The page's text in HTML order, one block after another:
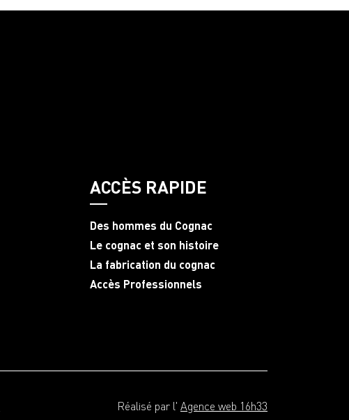
ACCÈS RAPIDE
Des hommes du Cognac
Le cognac et son histoire
La fabrication du cognac
Accès Professionnels
Réalisé par l' Agence web 16h33